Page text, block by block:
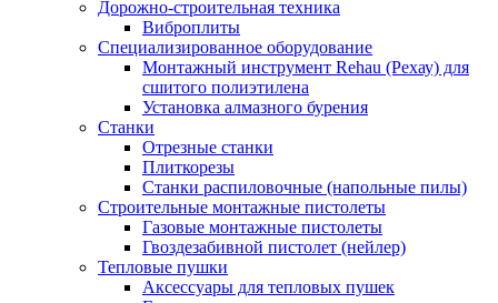
Дорожно-строительная техника
Виброплиты
Специализированное оборудование
Монтажный инструмент Rehau (Рехау) для
сшитого полиэтилена
Установка алмазного бурения
Станки
Отрезные станки
Плиткорезы
Станки распиловочные (напольные пилы)
Строительные монтажные пистолеты
Газовые монтажные пистолеты
Гвоздезабивной пистолет (нейлер)
Тепловые пушки
Аксессуары для тепловых пушек